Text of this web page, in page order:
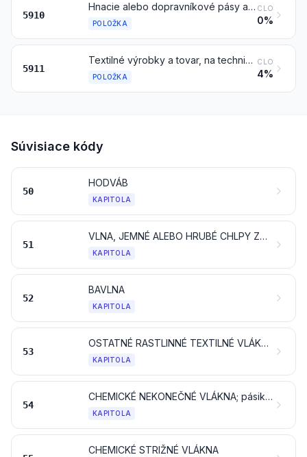
5910
Hnacie alebo dopravníkové pásy alebo remene, z textilného materiálu, tiež impregnované, potiahnuté, pokryté alebo laminované plastmi, alebo vystužené kovom alebo ostatným materiálom
POLOŽKA
CLO
0%
5911
Textilné výrobky a tovar, na technické účely, špecifikované v poznámke 8 k tejto kapitole
POLOŽKA
CLO
4%
Súvisiace kódy
50
HODVÁB
KAPITOLA
51
VLNA, JEMNÉ ALEBO HRUBÉ CHLPY ZVIERAT; PRIADZA Z VLÁSIA A TKANINY Z VLÁSIA
KAPITOLA
52
BAVLNA
KAPITOLA
53
OSTATNÉ RASTLINNÉ TEXTILNÉ VLÁKNA; PAPIEROVÁ PRIADZA A TKANINY Z PAPIEROVEJ PRIADZE
KAPITOLA
54
CHEMICKÉ NEKONEČNÉ VLÁKNA; pásik a podobné tvary z chemických textilných materiálov
KAPITOLA
CHEMICKÉ STRIŽNÉ VLÁKNA